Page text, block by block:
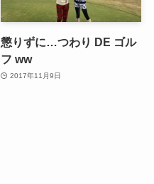
懲りずに…つわり DE ゴル
フ ww
2017年11月9日